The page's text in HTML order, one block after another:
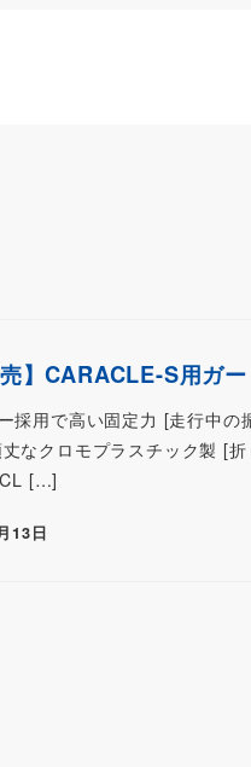
売】CARACLE-S用ガ
採用で高い固定力 [走行中
なクロモプラスチック製 [
[…]
13日